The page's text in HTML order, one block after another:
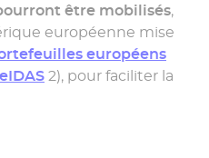
être mobilisés,
européenne mise
européens
eIDAS 2), pour faciliter la